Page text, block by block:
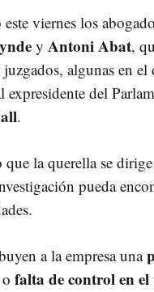
viernes los
y Antoni Abat,
algunas en
del
.
que la querella se dirige
pueda
a la empresa una
falta de control en el